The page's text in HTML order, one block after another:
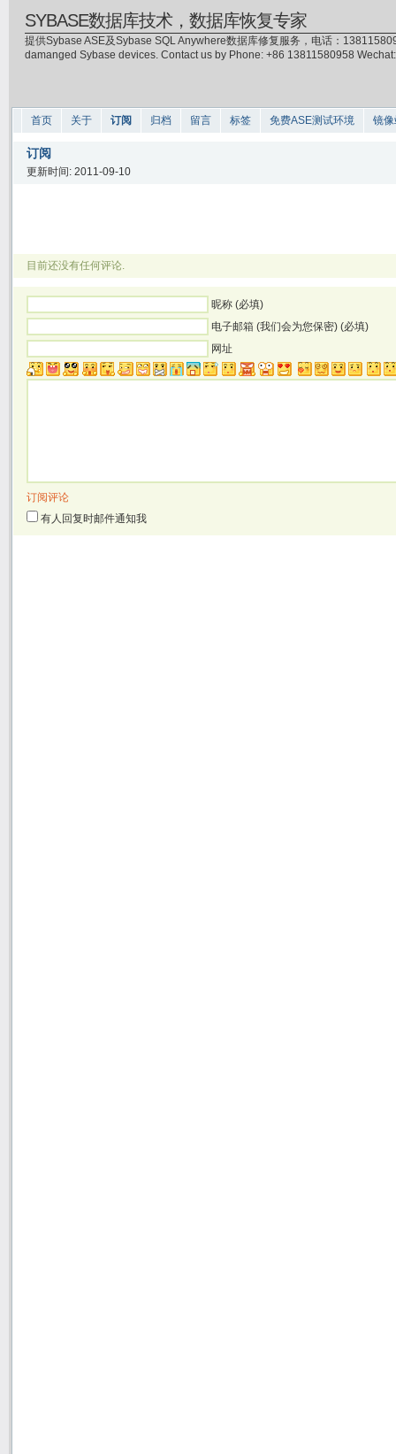
SYBASE数据库技术，数据库恢复专家
提供Sybase ASE及Sybase SQL Anywhere数据库修复服务，电话：
damanged Sybase devices. Contact us by Phone: +86 13811580958
首页 关于 订阅 归档 留言 标签 免费ASE测试环境 镜
订阅
更新时间: 2011-09-10
目前还没有任何评论.
昵称 (必填)
电子邮箱 (我们会为您保密) (必填)
网址
订阅评论
有人回复时邮件通知我